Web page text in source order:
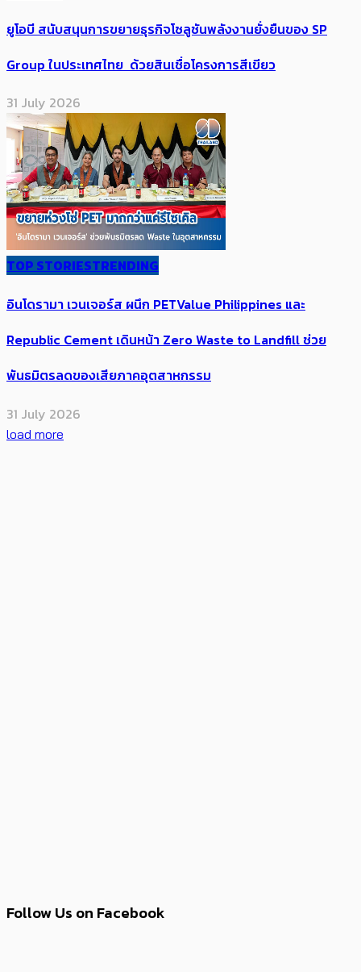
ยูโอบี สนับสนุนการขยายธุรกิจโซลูชันพลังงานยั่งยืนของ SP
Group ในประเทศไทย ด้วยสินเชื่อโครงการสีเขียว
31 July 2026
TOP STORIESTRENDING
อินโดรามา เวนเจอร์ส ผนึก PETValue Philippines และ
Republic Cement เดินหน้า Zero Waste to Landfill ​ช่วย
พันธมิตร​ลดของเสียภาคอุตสาหกรรม
31 July 2026
load more
Follow Us on Facebook